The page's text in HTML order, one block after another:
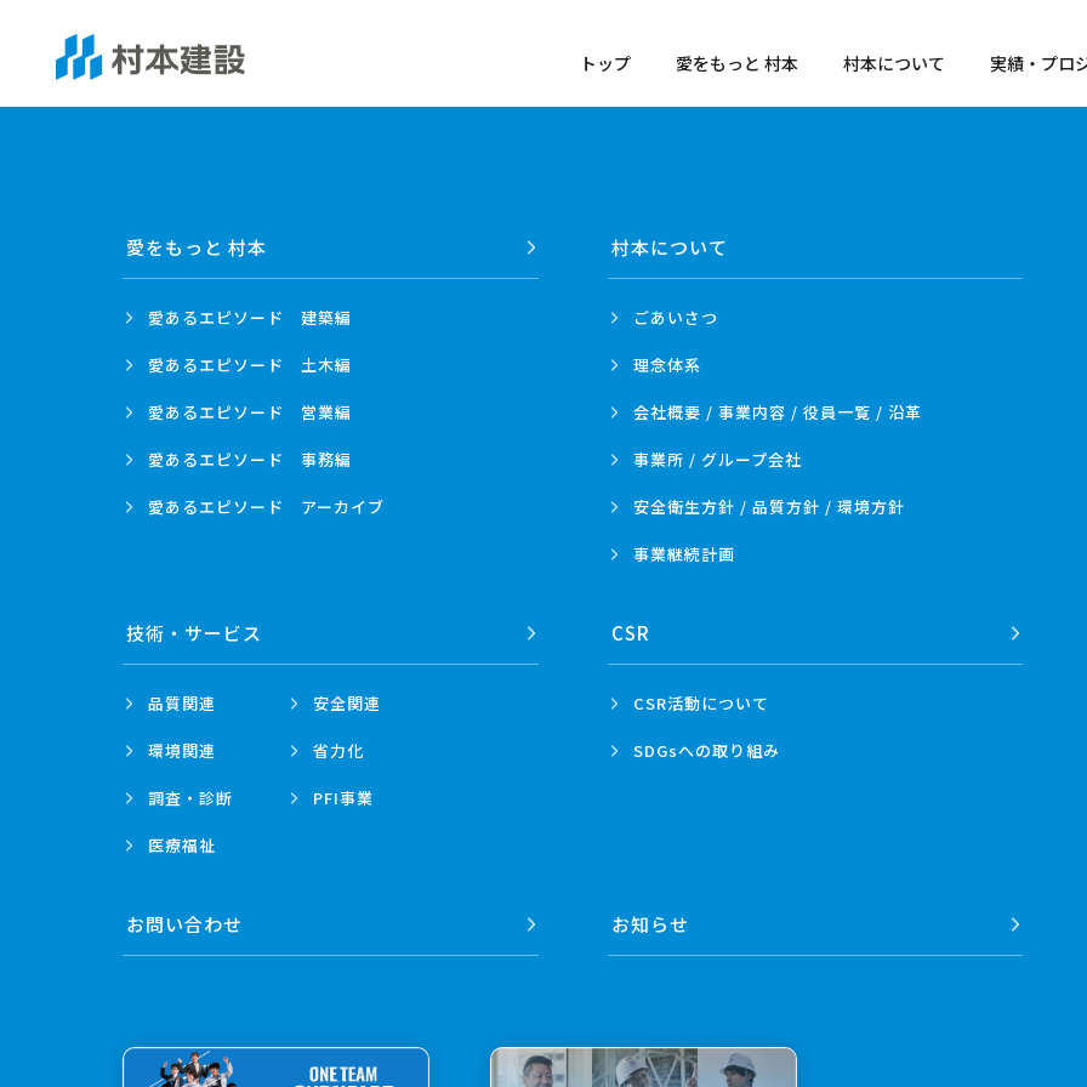
トップ 愛をもっと 村本 村本について 実績・プロ
愛をもっと 村本
愛あるエピソード 建築編
愛あるエピソード 土木編
愛あるエピソード 営業編
愛あるエピソード 事務編
愛あるエピソード アーカイブ
村本について
ごあいさつ
理念体系
会社概要 / 事業内容 / 役員一覧 / 沿革
事業所 / グループ会社
安全衛生方針 / 品質方針 / 環境方針
事業継続計画
技術・ サービス
品質関連 安全関連
環境関連 省力化
調査・診断 PFI事業
医療福祉
CSR
CSR活動について
SDGsへの取り組み
お問い合わせ お知らせ